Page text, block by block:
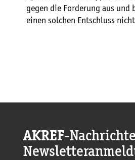
gegen die Forderung aus und
einen solchen Entschluss
AKREF-